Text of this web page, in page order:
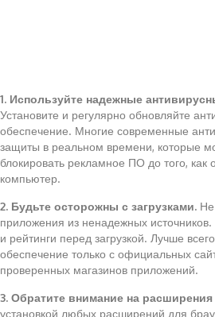
1. Используйте надежные
Установите и регулярно обновляйте
обеспечение. Многие современные
защиты в реальном времени, которые
блокировать рекламное ПО до того,
компьютер.
2. Будьте осторожны с загрузками.
приложения из ненадежных
и рейтинги перед загрузкой. Лучше
обеспечение только с официальных
проверенных магазинов приложений.
3. Обратите внимание на расширения
установкой любых расширений для